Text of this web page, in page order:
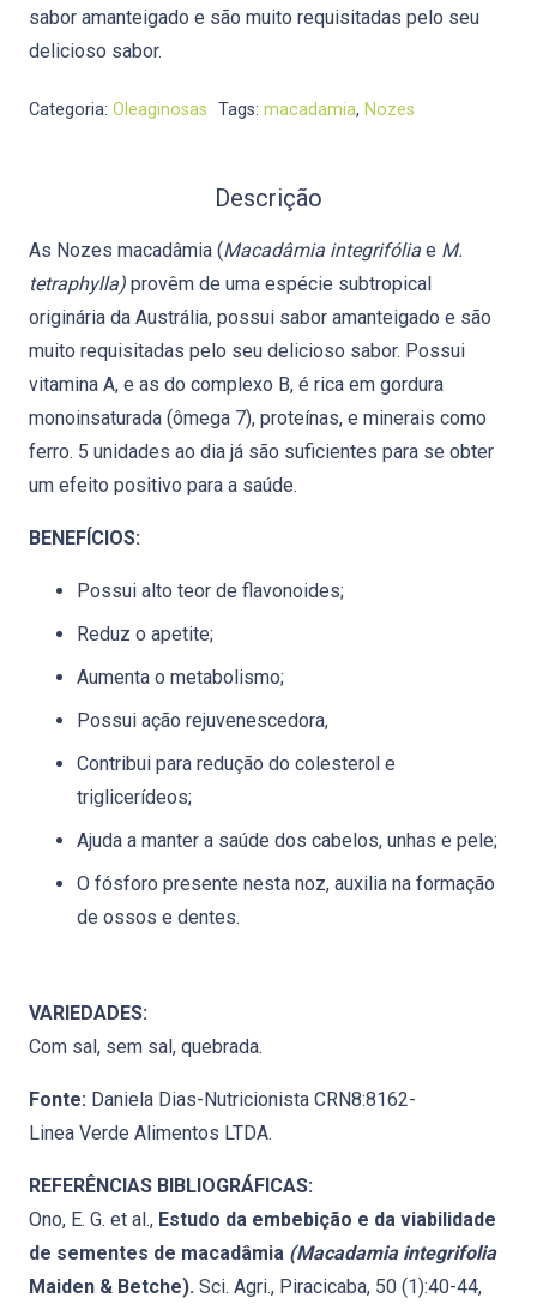
sabor amanteigado e são muito requisitadas pelo seu
delicioso sabor.
Categoria: Oleaginosas Tags: macadamia, Nozes
Descrição
As Nozes macadâmia (Macadâmia integrifólia e M.
tetraphylla) provêm de uma espécie subtropical
originária da Austrália, possui sabor amanteigado e são
muito requisitadas pelo seu delicioso sabor. Possui
vitamina A, e as do complexo B, é rica em gordura
monoinsaturada (ômega 7), proteínas, e minerais como
ferro. 5 unidades ao dia já são suficientes para se obter
um efeito positivo para a saúde.
BENEFÍCIOS:
Possui alto teor de flavonoides;
Reduz o apetite;
Aumenta o metabolismo;
Possui ação rejuvenescedora,
Contribui para redução do colesterol e
triglicerídeos;
Ajuda a manter a saúde dos cabelos, unhas e pele;
O fósforo presente nesta noz, auxilia na formação
de ossos e dentes.
VARIEDADES:
Com sal, sem sal, quebrada.
Fonte: Daniela Dias-Nutricionista CRN8:8162-
Linea Verde Alimentos LTDA.
REFERÊNCIAS BIBLIOGRÁFICAS:
Ono, E. G. et al., Estudo da embebição e da viabilidade
de sementes de macadâmia (Macadamia integrifolia
Maiden & Betche). Sci. Agri., Piracicaba, 50 (1):40-44,